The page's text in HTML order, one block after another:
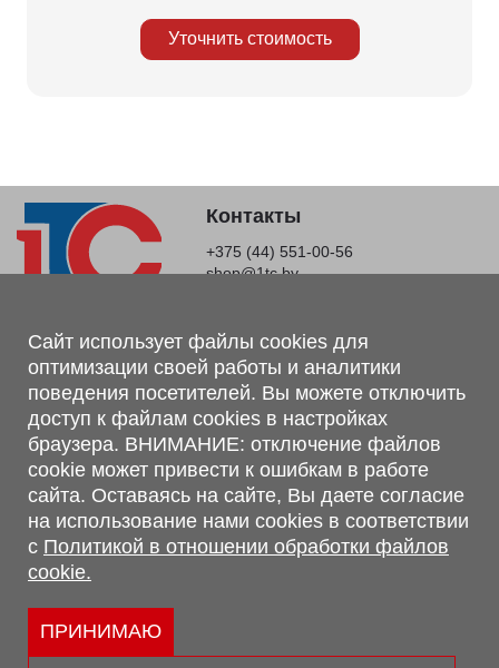
Уточнить стоимость
Контакты
+375 (44) 551-00-56
shop@1tc.by
Магазин, склад
г. Минск, Минский р-н, п. Привольный, ул. Мира, 20А,
223062
г. Брест, ул. Лейтенанта Рябцева, 108 В, 224701
Обращаем Ваше внимание, что вся предоставленная на сайте
информация, касающаяся комплектаций, технических
характеристик, цветовых сочетаний, а также стоимости и
сервисного обслуживания носит информационный характер и
не является публичной офертой, определяемой п.2 ст.407
Гражданского кодекса Республики Беларусь.
Политика обработки персональных данных
Политикой в отношении обработки файлов cookie.
Сайт использует файлы cookies для
оптимизации своей работы и аналитики
поведения посетителей. Вы можете отключить
доступ к файлам cookies в настройках
браузера. ВНИМАНИЕ: отключение файлов
cookie может привести к ошибкам в работе
сайта. Оставаясь на сайте, Вы даете согласие
на использование нами cookies в соответствии
с Политикой в отношении обработки файлов
cookie.
ПРИНИМАЮ